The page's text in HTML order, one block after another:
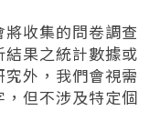
收集的問卷調查
果之統計數據或
外，我們會視需
但不涉及特定個